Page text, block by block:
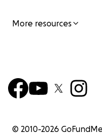
More resources
© 2010-2026 GoFundMe